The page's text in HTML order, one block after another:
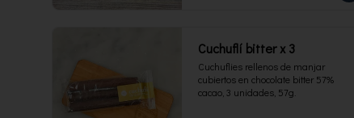
Cuchuflí bitter x 3
Cuchuflies rellenos de manjar
cubiertos en chocolate bitter 57%
cacao, 3 unidades, 57g.